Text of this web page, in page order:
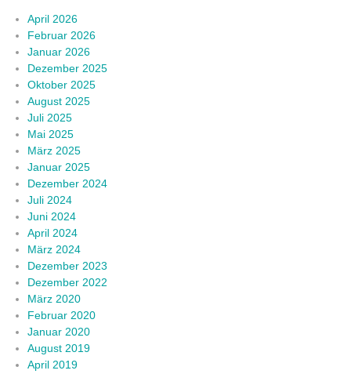
April 2026
Februar 2026
Januar 2026
Dezember 2025
Oktober 2025
August 2025
Juli 2025
Mai 2025
März 2025
Januar 2025
Dezember 2024
Juli 2024
Juni 2024
April 2024
März 2024
Dezember 2023
Dezember 2022
März 2020
Februar 2020
Januar 2020
August 2019
April 2019